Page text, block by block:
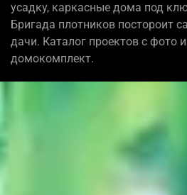
усадку, каркасные дома под
Бригада плотников постороит
дачи. Каталог проектов с фото
домокомплект.